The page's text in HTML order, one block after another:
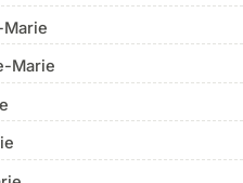
Marie